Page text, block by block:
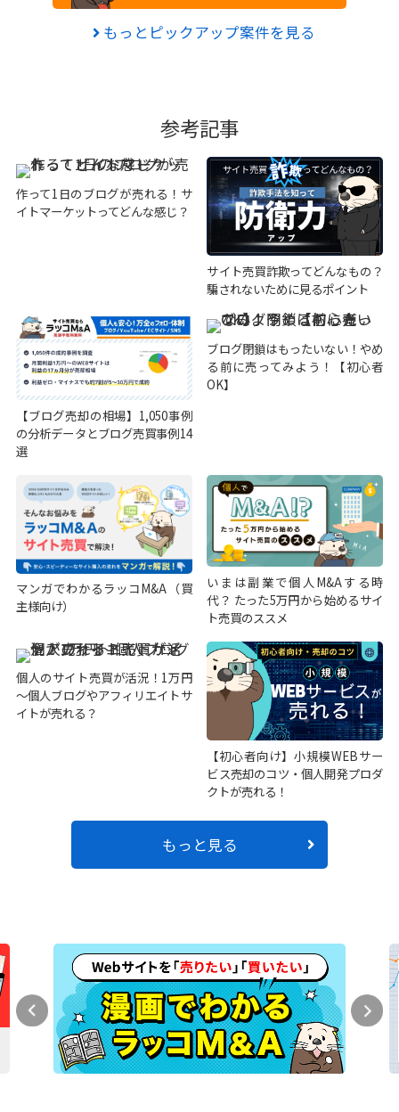
もっとピックアップ案件を見る
参考記事
作って1日のブログが売れる！サ
イトマーケットってどんな感じ？
サイト売買詐欺ってどんなもの？
騙されないために見るポイント
【ブログ売却の相場】1,050事例
の分析データとブログ売買事例14
選
ブログ閉鎖はもったいない！やめ
る前に売ってみよう！【初心者
OK】
マンガでわかるラッコM&A（買
主様向け）
いまは副業で個人M&Aする時
代？ たった5万円から始めるサイ
ト売買のススメ
個人のサイト売買が活況！1万円
～個人ブログやアフィリエイトサ
イトが売れる？
【初心者向け】小規模WEBサー
ビス売却のコツ・個人開発プロダ
クトが売れる！
もっと見る